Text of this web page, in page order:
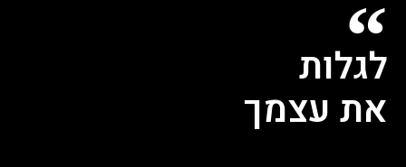
לגלות
את עצמך